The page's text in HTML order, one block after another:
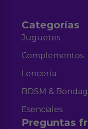
Categorías
Juguetes
Complementos
Lencería
BDSM &
Esenciales
Preguntas